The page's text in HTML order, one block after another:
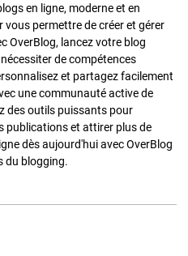
en ligne, moderne et en
permettre de créer et gérer
OverBlog, lancez votre blog
de compétences
et partagez facilement
une communauté active de
des outils puissants pour
publications et attirer plus de
dès aujourd'hui avec OverBlog
du blogging.